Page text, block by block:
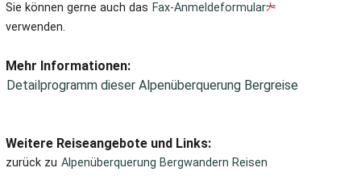
Sie können gerne auch das Fax-Anmeldeformular
verwenden.
Mehr Informationen:
Detailprogramm dieser Alpenüberquerung Bergreise
Weitere Reiseangebote und Links:
zurück zu Alpenüberquerung Bergwandern Reisen